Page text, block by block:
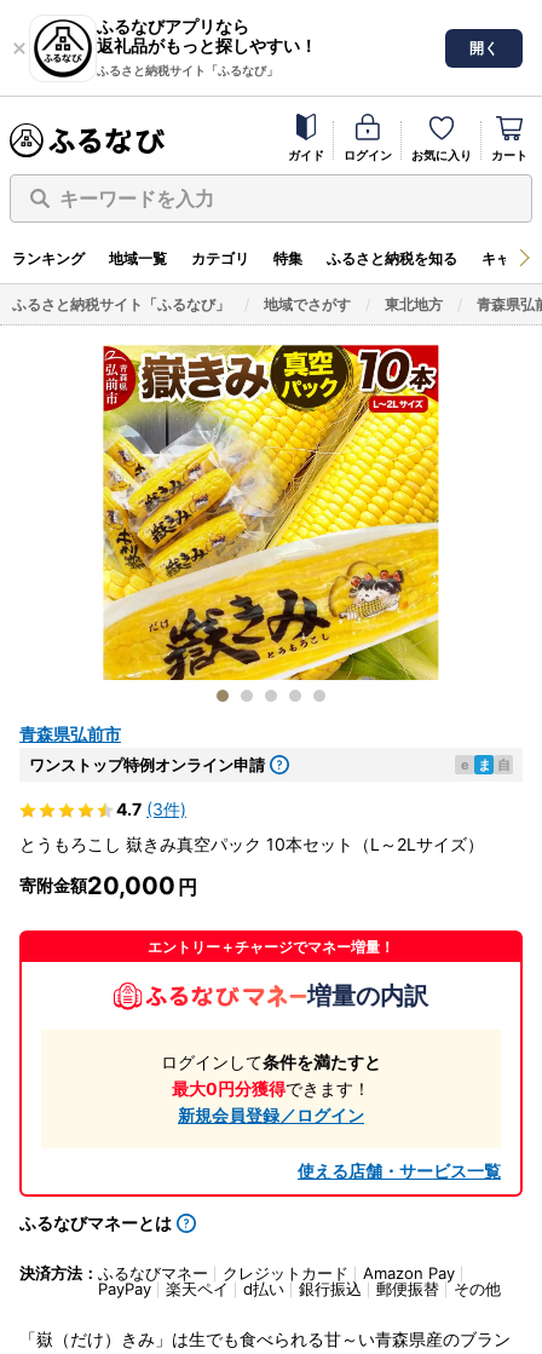
ふるなびアプリなら
返礼品がもっと探しやすい！
ふるさと納税サイト「ふるなび」
開く
ガイド ログイン お気に入り カート
キーワードを入力
ランキング 地域一覧 カテゴリ 特集 ふるさと納税を知る キャン
ふるさと納税サイト「ふるなび」 地域でさがす 東北地方 青森県弘
青森県弘前市
ワンストップ特例オンライン申請 e ま 自
4.7 (3件)
とうもろこし 嶽きみ真空パック 10本セット（L～2Lサイズ）
寄附金額20,000
エントリー＋チャージでマネー増量！
増量の内訳
ログインして条件を満たすと
最大0円分獲得できます！
新規会員登録／ログイン
使える店舗・サービス一覧
ふるなびマネーとは
決済方法： ふるなびマネー クレジットカード
Amazon Pay
PayPay
楽天ペイ d払い 銀行振込 郵便振替 その他
「嶽（だけ）きみ」は生でも食べられる甘～い青森県産のブラン